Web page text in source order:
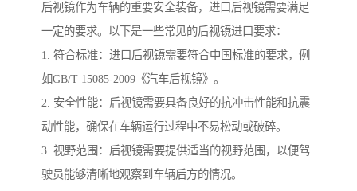
后视镜作为车辆的重要安全装备，进口后视镜需要满足
一定的要求。以下是一些常见的后视镜进口要求：
1. 符合标准：进口后视镜需要符合中国标准的要求，例
如GB/T 15085-2009《汽车后视镜》。
2. 安全性能：后视镜需要具备良好的抗冲击性能和抗震
动性能，确保在车辆运行过程中不易松动或破碎。
3. 视野范围：后视镜需要提供适当的视野范围，以便驾
驶员能够清晰地观察到车辆后方的情况。